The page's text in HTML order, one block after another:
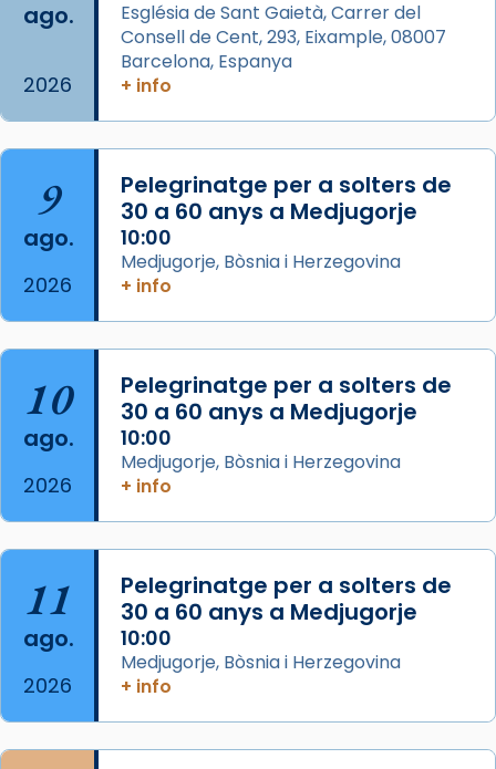
Aquest dilluns, 27 de juliol, ha tingut lloc la
missa d’acció de gràcies en agraïment al
comitè organitzador de la visita apostòlica
L’arquebisbe de Barcelona, el cardenal Joan
Josep Omella, ha presidit la missa i l’ha
concelebrat el bisbe auxiliar de Barcelona,
Mons. David Abadías.
📸 Dr. G. Simón
Foto
Arquebisbat de Barcelona
2 weeks ago
Memòria de les santes Juliana i
Acompanyant la història de sant Cugat, a
partir de l’Edat Mitjana sorgeix la tradició
que les santes Juliana (“relatiu a Júlia”) i
Semproniana (“relatiu a Semprònia =
eterna”) són deixebles seves. I l’any 1667, el
frare Joan Gaspar Roig, afirma en una obra
que les santes són filles de l’antiga Iluro.
Mataró en reivindicarà les relíq
ago.
2026
Església de Sant Gaietà, Carrer del
Consell de Cent, 293, Eixample, 08007
Barcelona, Espanya
+ info
9
ago.
2026
Pelegrinatge per a solters de
30 a 60 anys a Medjugorje
10:00
Medjugorje, Bòsnia i Herzegovina
+ info
10
ago.
2026
Pelegrinatge per a solters de
30 a 60 anys a Medjugorje
10:00
Medjugorje, Bòsnia i Herzegovina
+ info
11
ago.
2026
Pelegrinatge per a solters de
30 a 60 anys a Medjugorje
10:00
Medjugorje, Bòsnia i Herzegovina
+ info